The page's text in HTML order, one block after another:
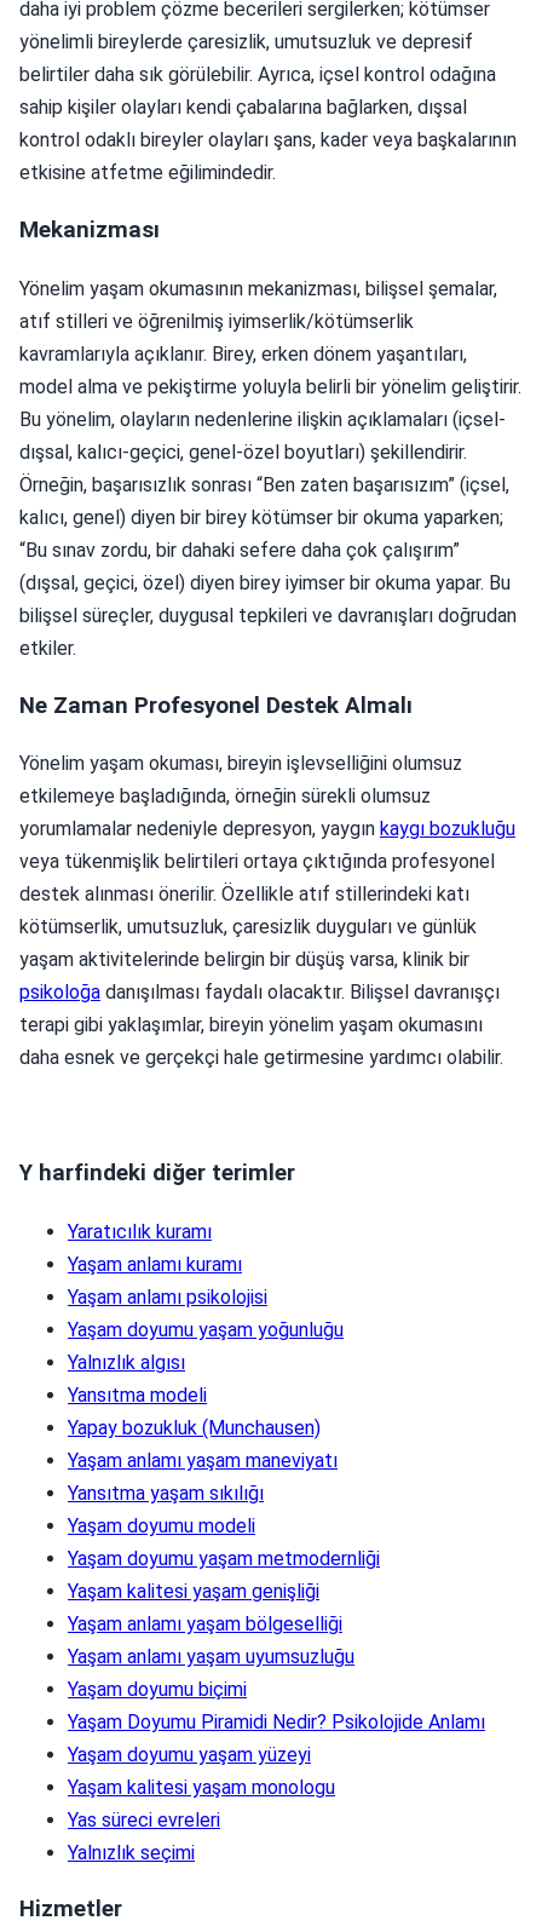
daha iyi problem çözme becerileri sergilerken; kötümser
yönelimli bireylerde çaresizlik, umutsuzluk ve depresif
belirtiler daha sık görülebilir. Ayrıca, içsel kontrol odağına
sahip kişiler olayları kendi çabalarına bağlarken, dışsal
kontrol odaklı bireyler olayları şans, kader veya başkalarının
etkisine atfetme eğilimindedir.
Mekanizması
Yönelim yaşam okumasının mekanizması, bilişsel şemalar,
atıf stilleri ve öğrenilmiş iyimserlik/kötümserlik
kavramlarıyla açıklanır. Birey, erken dönem yaşantıları,
model alma ve pekiştirme yoluyla belirli bir yönelim geliştirir.
Bu yönelim, olayların nedenlerine ilişkin açıklamaları (içsel-
dışsal, kalıcı-geçici, genel-özel boyutları) şekillendirir.
Örneğin, başarısızlık sonrası “Ben zaten başarısızım” (içsel,
kalıcı, genel) diyen bir birey kötümser bir okuma yaparken;
“Bu sınav zordu, bir dahaki sefere daha çok çalışırım”
(dışsal, geçici, özel) diyen birey iyimser bir okuma yapar. Bu
bilişsel süreçler, duygusal tepkileri ve davranışları doğrudan
etkiler.
Ne Zaman Profesyonel Destek Almalı
Yönelim yaşam okuması, bireyin işlevselliğini olumsuz
etkilemeye başladığında, örneğin sürekli olumsuz
yorumlamalar nedeniyle depresyon, yaygın kaygı bozukluğu
veya tükenmişlik belirtileri ortaya çıktığında profesyonel
destek alınması önerilir. Özellikle atıf stillerindeki katı
kötümserlik, umutsuzluk, çaresizlik duyguları ve günlük
yaşam aktivitelerinde belirgin bir düşüş varsa, klinik bir
psikoloğa danışılması faydalı olacaktır. Bilişsel davranışçı
terapi gibi yaklaşımlar, bireyin yönelim yaşam okumasını
daha esnek ve gerçekçi hale getirmesine yardımcı olabilir.
Y harfindeki diğer terimler
Yaratıcılık kuramı
Yaşam anlamı kuramı
Yaşam anlamı psikolojisi
Yaşam doyumu yaşam yoğunluğu
Yalnızlık algısı
Yansıtma modeli
Yapay bozukluk (Munchausen)
Yaşam anlamı yaşam maneviyatı
Yansıtma yaşam sıkılığı
Yaşam doyumu modeli
Yaşam doyumu yaşam metmodernliği
Yaşam kalitesi yaşam genişliği
Yaşam anlamı yaşam bölgeselliği
Yaşam anlamı yaşam uyumsuzluğu
Yaşam doyumu biçimi
Yaşam Doyumu Piramidi Nedir? Psikolojide Anlamı
Yaşam doyumu yaşam yüzeyi
Yaşam kalitesi yaşam monologu
Yas süreci evreleri
Yalnızlık seçimi
Hizmetler